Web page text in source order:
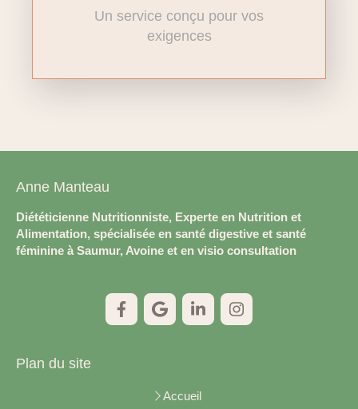
Un service conçu pour vos
exigences
Anne Manteau
Diététicienne Nutritionniste, Experte en Nutrition et
Alimentation, spécialisée en santé digestive et santé
féminine à Saumur, Avoine et en visio consultation
Plan du site
Accueil